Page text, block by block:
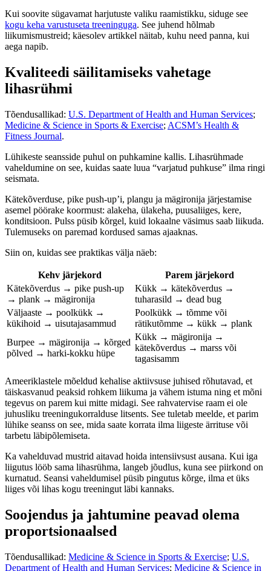
Kui soovite sügavamat harjutuste valiku raamistikku, siduge see
kogu keha varustuseta treeninguga. See juhend hõlmab
liikumismustreid; käesolev artikkel näitab, kuhu need panna, kui
aega napib.
Kvaliteedi säilitamiseks vahetage
lihasrühmi
Tõendusallikad: U.S. Department of Health and Human Services;
Medicine & Science in Sports & Exercise; ACSM’s Health &
Fitness Journal.
Lühikeste seansside puhul on puhkamine kallis. Lihasrühmade
vaheldumine on see, kuidas saate luua “varjatud puhkuse” ilma ringi
seismata.
Kätekõverduse, pike push-up’i, plangu ja mägironija järjestamise
asemel pöörake koormust: alakeha, ülakeha, puusaliiges, kere,
konditsioon. Pulss püsib kõrgel, kuid lokaalne väsimus saab liikuda.
Tulemuseks on paremad kordused samas ajaaknas.
Siin on, kuidas see praktikas välja näeb:
Kehv järjekord
Parem järjekord
Kätekõverdus → pike push-up
→ plank → mägironija
Kükk → kätekõverdus →
tuharasild → dead bug
Väljaaste → poolkükk →
kükihoid → uisutajasammud
Poolkükk → tõmme või
rätikutõmme → kükk → plank
Burpee → mägironija → kõrged
põlved → harki-kokku hüpe
Kükk → mägironija →
kätekõverdus → marss või
tagasisamm
Ameeriklastele mõeldud kehalise aktiivsuse juhised rõhutavad, et
täiskasvanud peaksid rohkem liikuma ja vähem istuma ning et mõni
tegevus on parem kui mitte midagi. See rahvatervise raam ei ole
juhusliku treeningukorralduse litsents. See tuletab meelde, et parim
lühike seanss on see, mida saate korrata ilma liigeste ärrituse või
tarbetu läbipõlemiseta.
Ka vahelduvad mustrid aitavad hoida intensiivsust ausana. Kui iga
liigutus lööb sama lihasrühma, langeb jõudlus, kuna see piirkond on
kurnatud. Seansi vaheldumisel püsib pingutus kõrge, ilma et üks
liiges või lihas kogu treeningut läbi kannaks.
Soojendus ja jahtumine peavad olema
proportsionaalsed
Tõendusallikad: Medicine & Science in Sports & Exercise; U.S.
Department of Health and Human Services; Medicine & Science in